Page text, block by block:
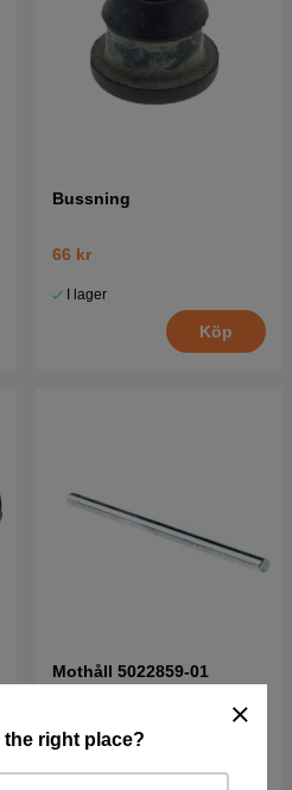
right place?
Bussning
66 kr
I lager
Köp
Mothåll 5022859-01
66 kr